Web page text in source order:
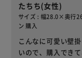
たちち(女性)
サイズ : 幅28.0×奥行
ン 購入
こんなに可愛い壁
いので、購入でき